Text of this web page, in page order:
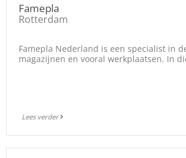
Lees verder
Famepla
Rotterdam
Famepla Nederland is een specialist in
magazijnen en vooral werkplaatsen. In